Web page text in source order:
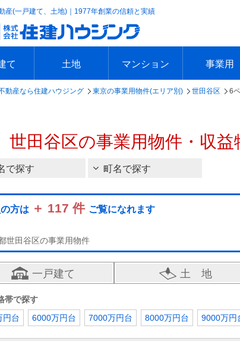
産(一戸建て、土地)｜1977年創業の信頼と実績
て
探す
す
建て
建て
着物件
着物件
土地
エリアで探す
沿線で探す
本日の新着物件
今週の新着物件
マンション
エリアで探す
沿線で探す
本日の新着物件
今週の新着物件
事業用
エリアで
沿線で探す
本日の新着
今週の新着
動産なら住建ハウジング 東京の事業用物件(エリア別) 世田谷区 6
世田谷区の事業用物件・収益
で探す 町名で探す
方は ＋ 117 件 ご覧になれます
世田谷区の事業用物件
一戸建て 土 地
帯で探す
円台
6000万円台 7000万円台 8000万円台 9000万円